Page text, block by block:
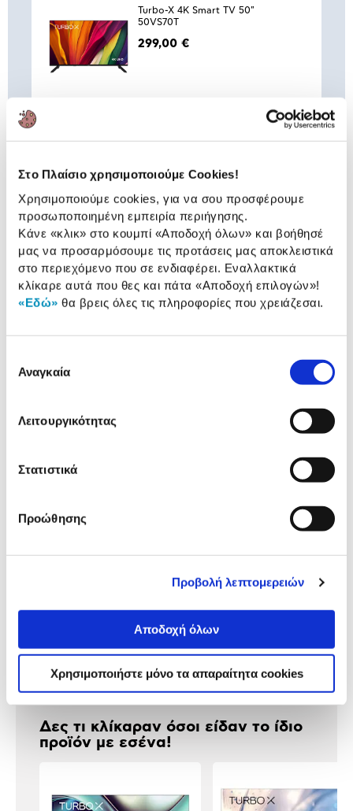
Στο Πλαίσιο χρησιμοποιούμε Cookies!
Χρησιμοποιούμε cookies, για να σου προσφέρουμε
προσωποποιημένη εμπειρία περιήγησης.
Κάνε «κλικ» στο κουμπί «Αποδοχή όλων» και βοήθησέ
μας να προσαρμόσουμε τις προτάσεις μας αποκλειστικά
στο περιεχόμενο που σε ενδιαφέρει. Εναλλακτικά
κλίκαρε αυτά που θες και πάτα «Αποδοχή επιλογών»!
«Εδώ» θα βρεις όλες τις πληροφορίες που χρειάζεσαι.
συγκατάθεσης
Αναγκαία
Λειτουργικότητας
Στατιστικά
Προώθησης
Προβολή λεπτομερειών
Αποδοχή όλων
Χρησιμοποιήστε μόνο τα απαραίτητα cookies
Turbo-X 4K Smart TV 50"
50VS70T
299,00 €
Συνδύασέ
Turbo-X Καλώδιο HDMI 2.1 HQ
10,90 €
Προσθήκη
Turbo-X Advanced Επιτοίχια Βάση
TV/Οθόνης AΤ-320 32" - 75"
Αναλυτική παρουσίαση
Χαρακτηριστικά
Αξιολογήσεις
Αξιολογήσεις
Δες τι κλίκαραν όσοι είδαν το ίδιο
προϊόν με εσένα!